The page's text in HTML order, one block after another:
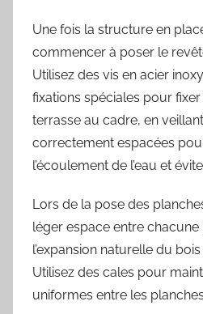
Une fois la structure en
commencer à poser le
Utilisez des vis en acier
fixations spéciales pour
terrasse au cadre, en
correctement espacées
l’écoulement de l’eau et
Lors de la pose des
léger espace entre
l’expansion naturelle du
Utilisez des cales pour
uniformes entre les